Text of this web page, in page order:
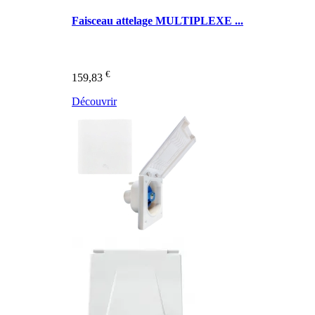
Faisceau attelage MULTIPLEXE ...
159,83 €
Découvrir